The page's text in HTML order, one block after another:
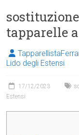
tapparelle
Lido degli Estensi
17/12/2023
Estensi